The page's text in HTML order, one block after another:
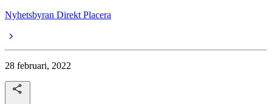
Nyhetsbyran Direkt Placera
28 februari, 2022